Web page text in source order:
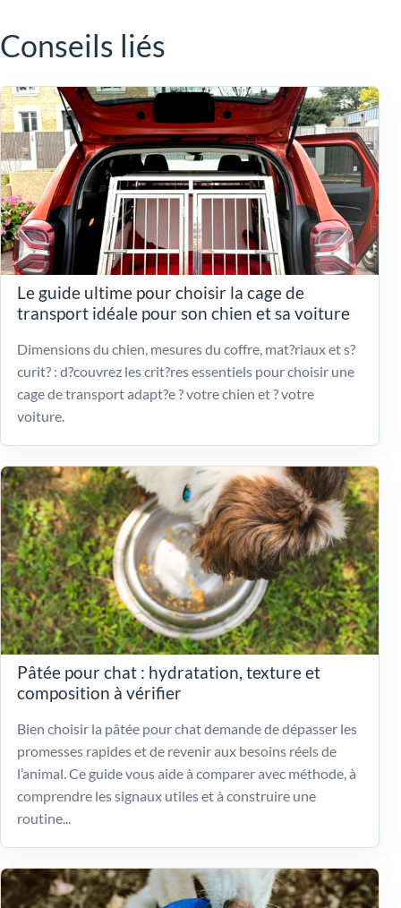
Conseils liés
Le guide ultime pour choisir la cage de
transport idéale pour son chien et sa voiture
Dimensions du chien, mesures du coffre, mat?riaux et s?
curit? : d?couvrez les crit?res essentiels pour choisir une
cage de transport adapt?e ? votre chien et ? votre
voiture.
Pâtée pour chat : hydratation, texture et
composition à vérifier
Bien choisir la pâtée pour chat demande de dépasser les
promesses rapides et de revenir aux besoins réels de
l’animal. Ce guide vous aide à comparer avec méthode, à
comprendre les signaux utiles et à construire une
routine...